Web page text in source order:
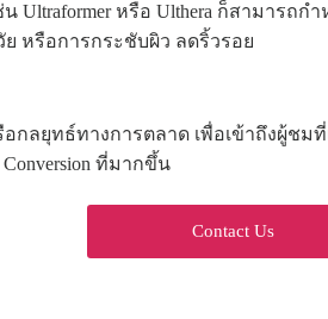
หรือ Ulthera ก็สามารถก
หรือการกระชับผิว ลดริ้วรอย
ลยุทธ์ทางการตลาด เพื่อเข้าถึงผู้ชมที่
ที่มากขึ้น
Contact Us